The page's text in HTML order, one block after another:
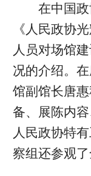
在中国
《人民政协
人员对场馆
况的介绍。
馆副馆长唐
备、展陈内
人民政协特
察组还参观了